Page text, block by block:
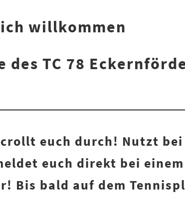
willkommen
des TC 78
euch durch! Nutzt bei
euch direkt bei
Bis bald auf dem